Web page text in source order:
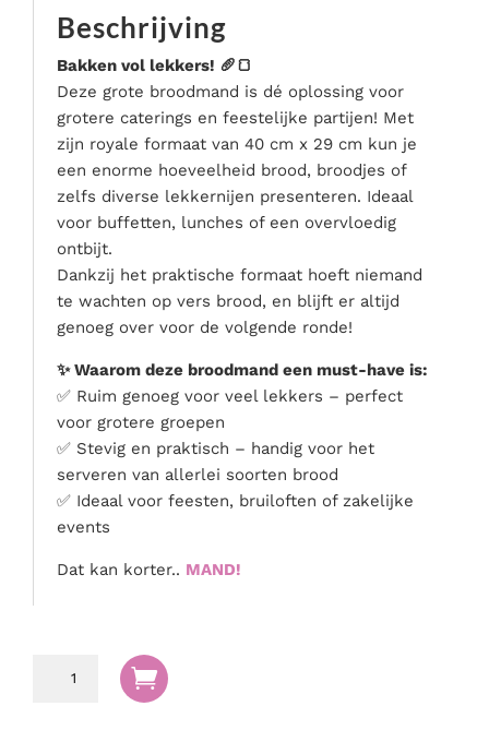
Serveer materialen
Speciale effecten
Stroom
Tafel accessoires
Tenten & parasols
Veiligheid, hygiëne & afvalverwerking
Beschrijving
Bakken vol lekkers! 🥖🍞
Deze grote broodmand is dé oplossing voor
grotere caterings en feestelijke partijen! Met
zijn royale formaat van 40 cm x 29 cm kun je
een enorme hoeveelheid brood, broodjes of
zelfs diverse lekkernijen presenteren. Ideaal
voor buffetten, lunches of een overvloedig
ontbijt.
Dankzij het praktische formaat hoeft niemand
te wachten op vers brood, en blijft er altijd
genoeg over voor de volgende ronde!
✨ Waarom deze broodmand een must-have is:
✅ Ruim genoeg voor veel lekkers – perfect
voor grotere groepen
✅ Stevig en praktisch – handig voor het
serveren van allerlei soorten brood
✅ Ideaal voor feesten, bruiloften of zakelijke
events
Dat kan korter.. MAND!
Broodmand 